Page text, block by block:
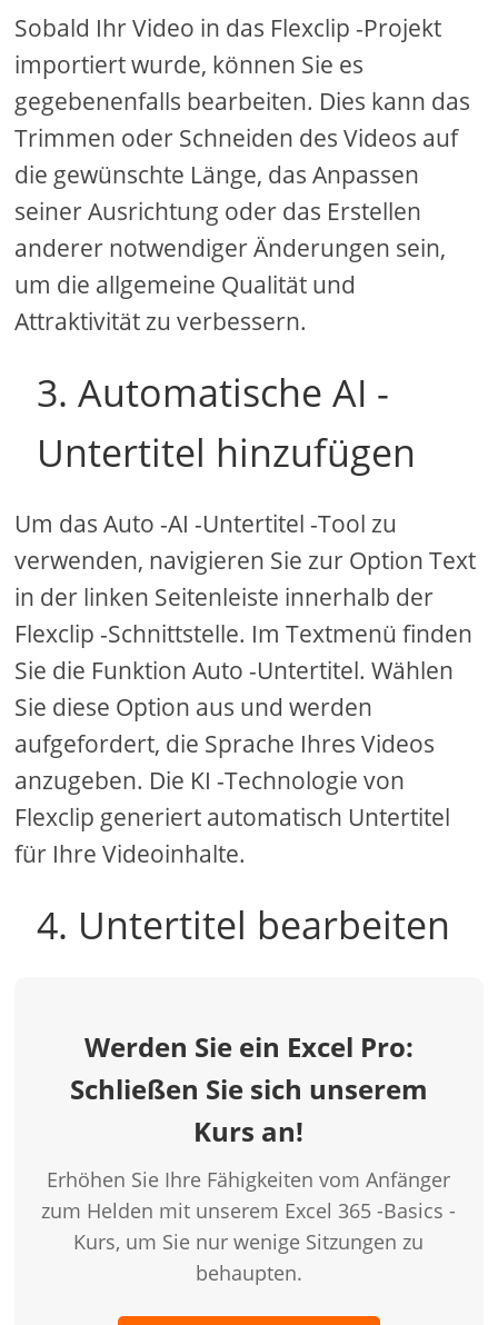
Sobald Ihr Video in das Flexclip -Projekt
importiert wurde, können Sie es
gegebenenfalls bearbeiten. Dies kann das
Trimmen oder Schneiden des Videos auf
die gewünschte Länge, das Anpassen
seiner Ausrichtung oder das Erstellen
anderer notwendiger Änderungen sein,
um die allgemeine Qualität und
Attraktivität zu verbessern.
3. Automatische AI ​​-
Untertitel hinzufügen
Um das Auto -AI -Untertitel -Tool zu
verwenden, navigieren Sie zur Option Text
in der linken Seitenleiste innerhalb der
Flexclip -Schnittstelle. Im Textmenü finden
Sie die Funktion Auto -Untertitel. Wählen
Sie diese Option aus und werden
aufgefordert, die Sprache Ihres Videos
anzugeben. Die KI -Technologie von
Flexclip generiert automatisch Untertitel
für Ihre Videoinhalte.
4. Untertitel bearbeiten
Werden Sie ein Excel Pro:
Schließen Sie sich unserem
Kurs an!
Erhöhen Sie Ihre Fähigkeiten vom Anfänger
zum Helden mit unserem Excel 365 -Basics -
Kurs, um Sie nur wenige Sitzungen zu
behaupten.